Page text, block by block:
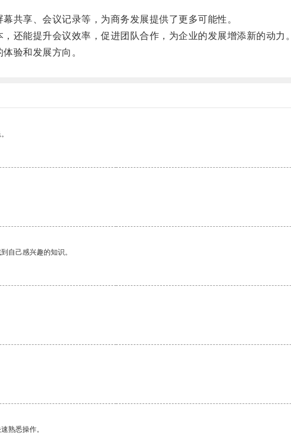
享、会议记录等，为商务发展提供了更多可能性。
能提升会议效率，促进团队合作，为企业的发展增添新的动力。
验和发展方向。
自己感兴趣的知识。
熟悉操作。